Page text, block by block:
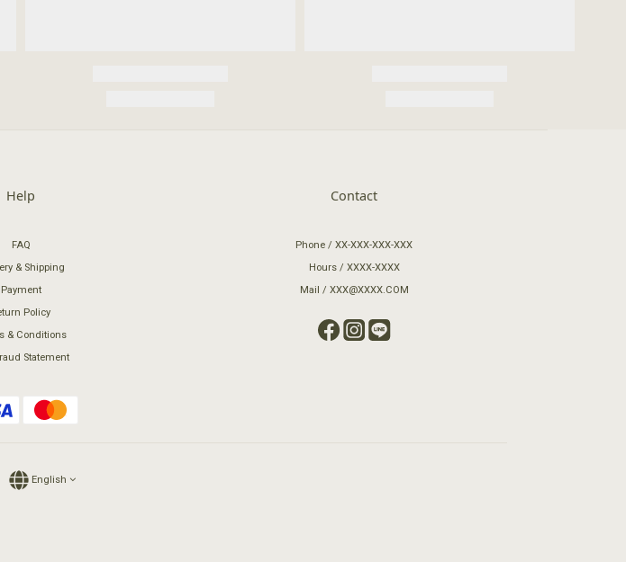
Help
FAQ
& Shipping
Payment
Policy
& Conditions
Statement
Contact
Phone / XX-XXX-XXX-XXX
Hours / XXXX-XXXX
Mail / XXX@XXXX.COM
English